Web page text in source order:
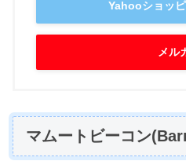
Yahooショッ
メル
マムートビーコン